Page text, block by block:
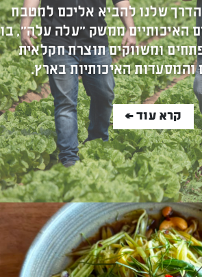
שלנו להביא אליכם למטבח
האיכותיים ממשק "עלה עלה", בו
ומשווקים תוצרת חקלאית
והמסעדות האיכותיות בארץ.
קרא עוד >